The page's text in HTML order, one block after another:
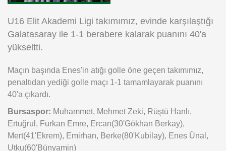
U16 Elit Akademi Ligi takımımız, evinde karşılaştığı
Galatasaray ile 1-1 berabere kalarak puanını 40'a
yükseltti.
Maçın başında Enes'in atığı golle öne geçen takımımız,
penaltıdan yediği golle maçı 1-1 tamamlayarak puanını
40'a çıkardı.
Bursaspor: Muhammet, Mehmet Zeki, Rüştü Hanlı,
Ertuğrul, Furkan Emre, Ercan(30'Gökhan Berkay),
Mert(41'Ekrem), Emirhan, Berke(80'Kubilay), Enes Ünal,
Utku(60'Bünyamin)